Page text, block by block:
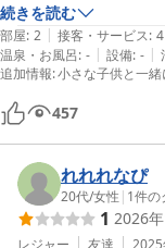
す。
チェックイン後も部屋
シュもなくなりちょっ
をおいて頂けたらと思い
ご飯はとても美味しか
時期が悪かったのかも
続きを読む
部屋: 2 | 接客・サービス: 4
温泉・お風呂: - | 設備: - |
追加情報:小さな子供と一緒
457
れれれなぴ
20代/女性 | 1件の
1 2026
レジャー 友達